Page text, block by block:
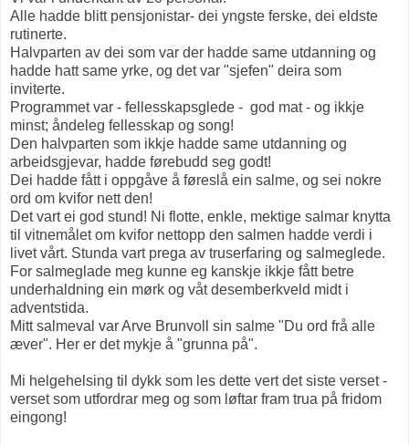
Alle hadde blitt pensjonistar- dei yngste ferske, dei eldste
rutinerte.
Halvparten av dei som var der hadde same utdanning og
hadde hatt same yrke, og det var "sjefen" deira som
inviterte.
Programmet var - fellesskapsglede - god mat - og ikkje
minst; åndeleg fellesskap og song!
Den halvparten som ikkje hadde same utdanning og
arbeidsgjevar, hadde førebudd seg godt!
Dei hadde fått i oppgåve å føreslå ein salme, og sei nokre
ord om kvifor nett den!
Det vart ei god stund! Ni flotte, enkle, mektige salmar knytta
til vitnemålet om kvifor nettopp den salmen hadde verdi i
livet vårt. Stunda vart prega av truserfaring og salmeglede.
For salmeglade meg kunne eg kanskje ikkje fått betre
underhaldning ein mørk og våt desemberkveld midt i
adventstida.
Mitt salmeval var Arve Brunvoll sin salme "Du ord frå alle
æver". Her er det mykje å "grunna på".
Mi helgehelsing til dykk som les dette vert det siste verset -
verset som utfordrar meg og som løftar fram trua på fridom
eingong!